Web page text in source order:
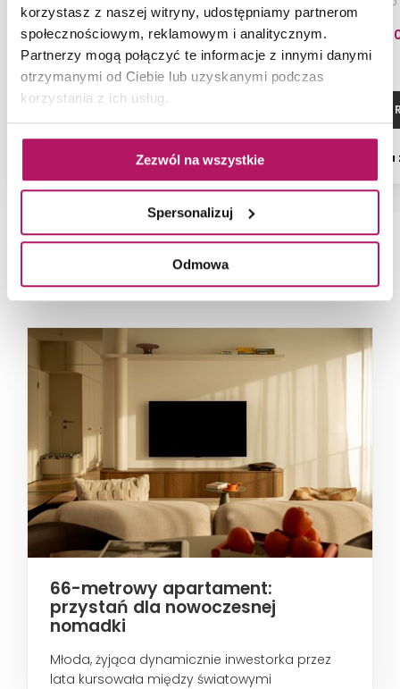
korzystasz z naszej witryny, udostępniamy partnerom
społecznościowym, reklamowym i analitycznym.
Partnerzy mogą połączyć te informacje z innymi danymi
otrzymanymi od Ciebie lub uzyskanymi podczas
korzystania z ich usług.
Zezwól na wszystkie
Spersonalizuj
Odmowa
szufladami Compact, jasny dąb
1 550,00 PLN
ZOBACZ PRODUKT
na zamówienie
umywalką
wersja prawa,
1
ZOBACZ
NAJNOWSZE ARTYKUŁY
66-metrowy apartament:
przystań dla nowoczesnej
nomadki
Młoda, żyjąca dynamicznie inwestorka przez
lata kursowała między światowymi